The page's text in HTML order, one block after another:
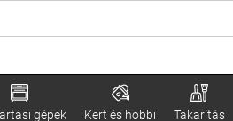
gépek Kert és hobbi Takarítás